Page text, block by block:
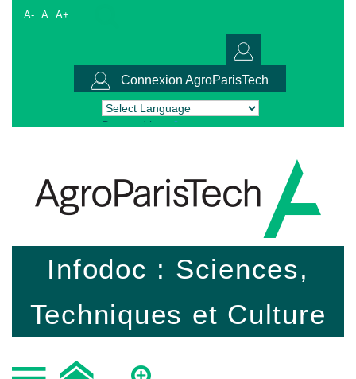
A- A A+
Connexion AgroParisTech
Powered by Translate
Infodoc : Sciences,
Techniques et Culture